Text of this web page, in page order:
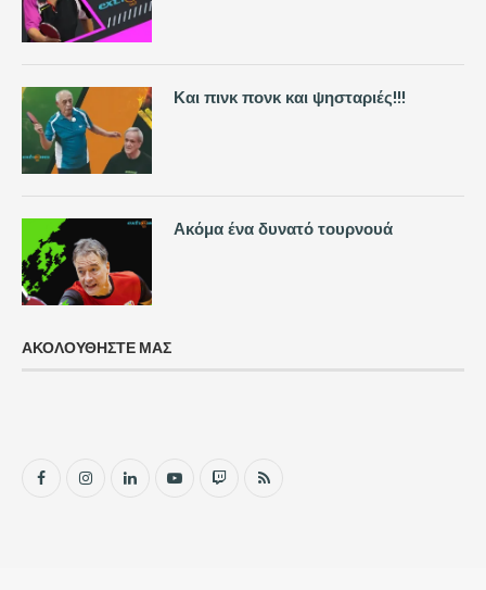
Και πινκ πονκ και ψησταριές!!!
Ακόμα ένα δυνατό τουρνουά
ΑΚΟΛΟΥΘΗΣΤΕ ΜΑΣ